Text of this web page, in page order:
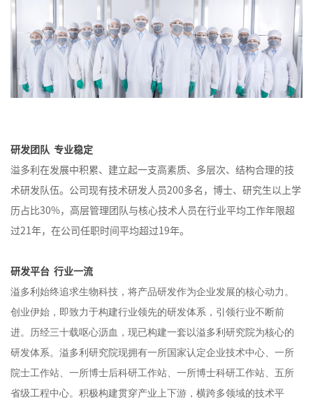
研发团队 专业稳定
溢多利在发展中积累、建立起一支高素质、多层次、结构合理的技
术研发队伍。公司现有技术研发人员200多名，博士、研究生以上学
历占比30%，高层管理团队与核心技术人员在行业平均工作年限超
过21年，在公司任职时间平均超过19年。
研发平台 行业一流
溢多利始终追求生物科技，将产品研发作为企业发展的核心动力。
创业伊始，即致力于构建行业领先的研发体系，引领行业不断前
进。历经三十载呕心沥血，现已构建一套以溢多利研究院为核心的
研发体系。溢多利研究院现拥有一所国家认定企业技术中心、一所
院士工作站、一所博士后科研工作站、一所博士科研工作站、五所
省级工程中心。积极构建贯穿产业上下游，横跨多领域的技术平